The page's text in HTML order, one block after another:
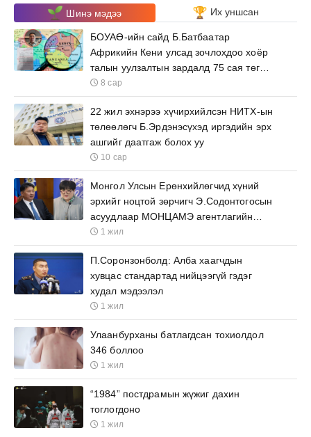
Шинэ мэдээ Их уншсан
БОУАӨ-ийн сайд Б.Батбаатар
Африкийн Кени улсад зочлохдоо хоёр
талын уулзалтын зардалд 75 сая төгрөг
зарцуулна
8 сар
22 жил эхнэрээ хүчирхийлсэн НИТХ-ын
төлөөлөгч Б.Эрдэнэсүхэд иргэдийн эрх
ашгийг даатгаж болох уу
10 сар
Монгол Улсын Ерөнхийлөгчид хүний
эрхийг ноцтой зөрчигч Э.Содонтогосын
асуудлаар МОНЦАМЭ агентлагийн
ажилтнууд өргөх бичиг барьжээ
1 жил
П.Соронзонболд: Алба хаагчдын
хувцас стандартад нийцээгүй гэдэг
худал мэдээлэл
1 жил
Улаанбурханы батлагдсан тохиолдол
346 боллоо
1 жил
“1984” постдрамын жүжиг дахин
тоглогдоно
1 жил